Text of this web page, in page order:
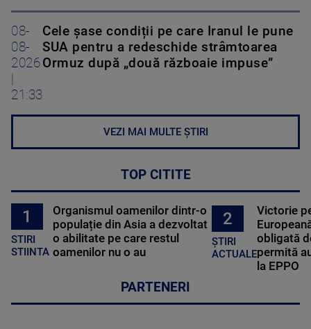
08-
08-
2026
21:33
Cele șase condiții pe care Iranul le pune
SUA pentru a redeschide strâmtoarea
Ormuz după „două războaie impuse”
VEZI MAI MULTE ȘTIRI
TOP CITITE
1
STIRI
STIINTA
Organismul oamenilor dintr-o
populație din Asia a dezvoltat
o abilitate pe care restul
oamenilor nu o au
2
ȘTIRI
ACTUALE
Victorie
obligată
permită
la EPPO
PARTENERI